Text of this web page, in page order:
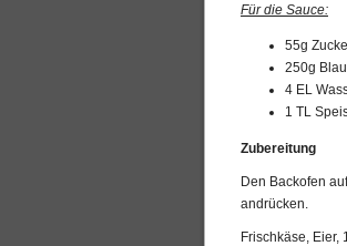
Für die Sauce:
55g
250g
4 EL
1 TL
Zubereitung
Den Backofen
andrücken.
Frischkäse,